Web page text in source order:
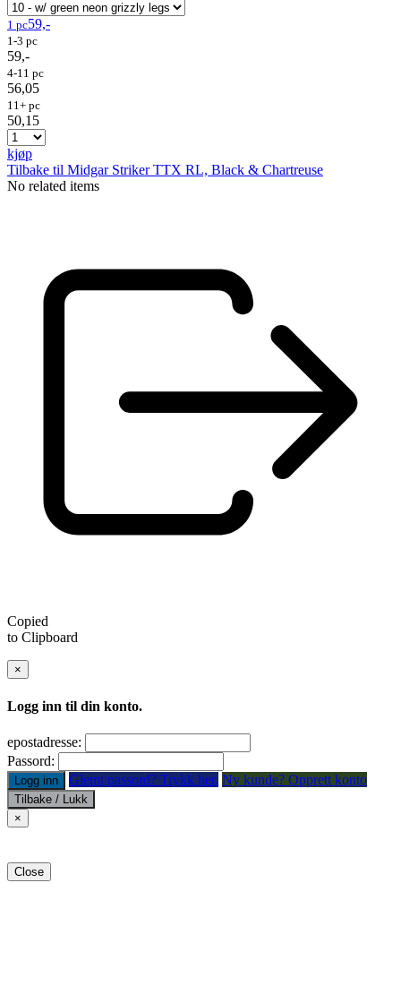
1 pc59,-
1-3 pc
59,-
4-11 pc
56,05
11+ pc
50,15
kjøp
Tilbake til Midgar Striker TTX RL, Black & Chartreuse
No related items
Copied
to Clipboard
×
Logg inn til din konto.
epostadresse:
Passord:
Logg inn Glemt passord? Trykk her. Ny kunde? Opprett konto
Tilbake / Lukk
×
Close